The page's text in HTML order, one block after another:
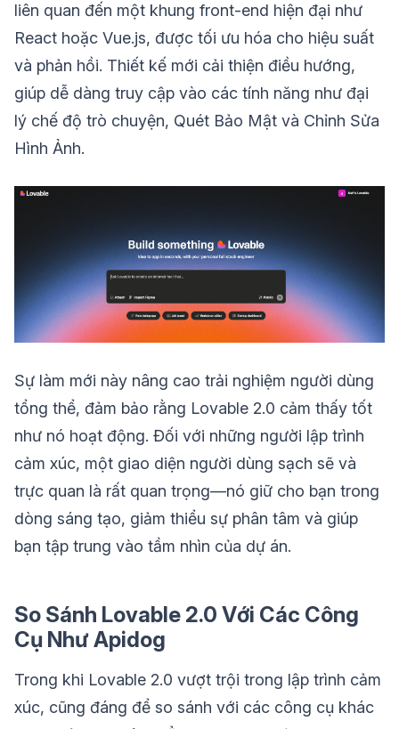
liên quan đến một khung front-end hiện đại như
React hoặc Vue.js, được tối ưu hóa cho hiệu suất
và phản hồi. Thiết kế mới cải thiện điều hướng,
giúp dễ dàng truy cập vào các tính năng như đại
lý chế độ trò chuyện, Quét Bảo Mật và Chỉnh Sửa
Hình Ảnh.
Sự làm mới này nâng cao trải nghiệm người dùng
tổng thể, đảm bảo rằng Lovable 2.0 cảm thấy tốt
như nó hoạt động. Đối với những người lập trình
cảm xúc, một giao diện người dùng sạch sẽ và
trực quan là rất quan trọng—nó giữ cho bạn trong
dòng sáng tạo, giảm thiểu sự phân tâm và giúp
bạn tập trung vào tầm nhìn của dự án.
So Sánh Lovable 2.0 Với Các Công
Cụ Như Apidog
Trong khi Lovable 2.0 vượt trội trong lập trình cảm
xúc, cũng đáng để so sánh với các công cụ khác